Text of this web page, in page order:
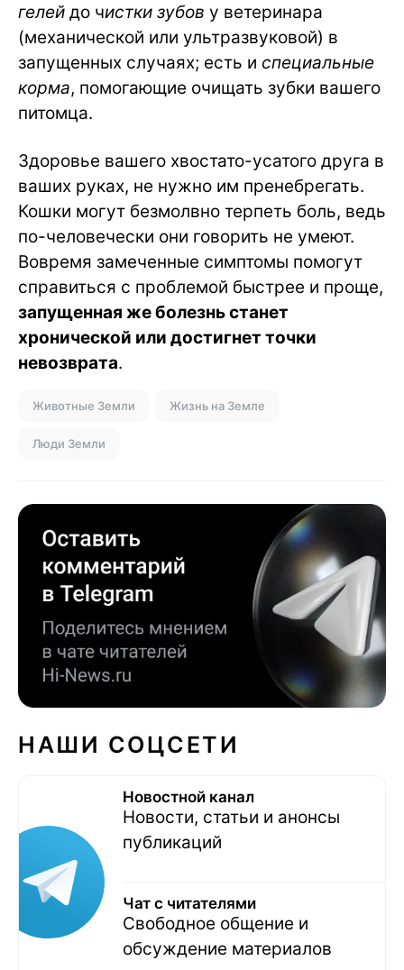
гелей до чистки зубов у ветеринара
(механической или ультразвуковой) в
запущенных случаях; есть и специальные
корма, помогающие очищать зубки вашего
питомца.
Здоровье вашего хвостато-усатого друга в
ваших руках, не нужно им пренебрегать.
Кошки могут безмолвно терпеть боль, ведь
по-человечески они говорить не умеют.
Вовремя замеченные симптомы помогут
справиться с проблемой быстрее и проще,
запущенная же болезнь станет
хронической или достигнет точки
невозврата.
Животные Земли Жизнь на Земле
Люди Земли
НАШИ СОЦСЕТИ
Новостной канал
Новости, статьи и анонсы
публикаций
Чат с читателями
Свободное общение и
обсуждение материалов